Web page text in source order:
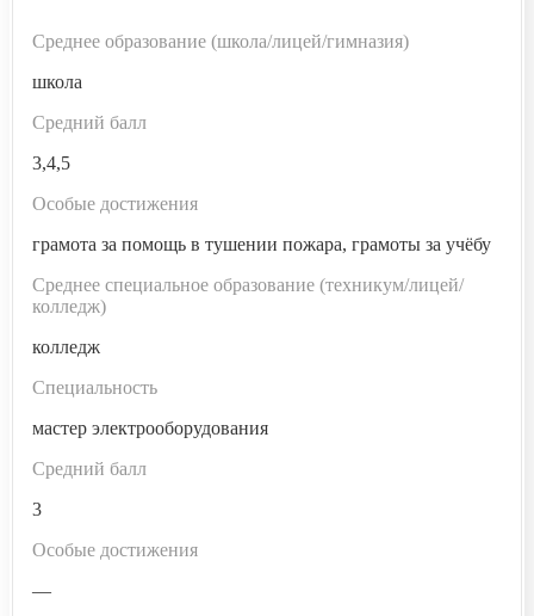
Среднее образование (школа/лицей/гимназия)
школа
Средний балл
3,4,5
Особые достижения
грамота за помощь в тушении пожара, грамоты за учёбу
Среднее специальное образование (техникум/лицей/
колледж)
колледж
Специальность
мастер электрооборудования
Средний балл
3
Особые достижения
—